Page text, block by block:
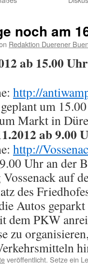
noch am
Redaktion Duerener
ab 15.00
http://
um
Markt in
ab 9.00
http://
Uhr an der
auf
des
Autos
dem PKW
zu
veröffentlicht. Setze ein